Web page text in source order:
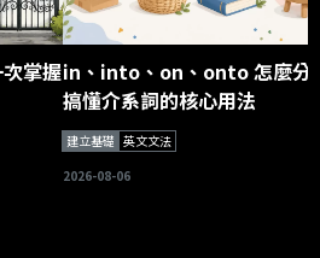
掌握in、into、on、onto 怎麼分
搞懂介系詞的核心用法
建立基礎 英文文法
2026-08-06